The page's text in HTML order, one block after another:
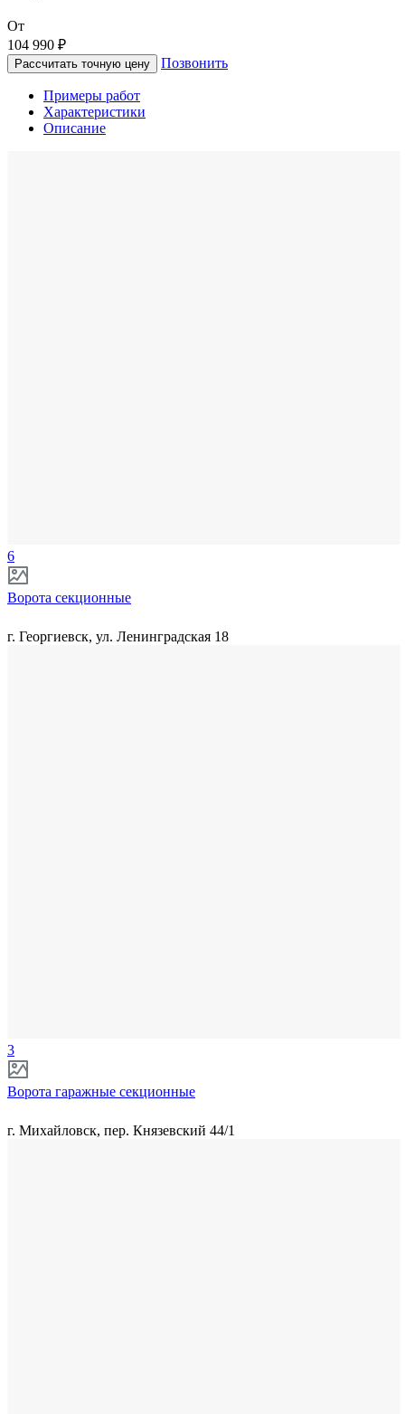
От
104 990 ₽
Рассчитать точную цену Позвонить
Примеры работ
Характеристики
Описание
6
Ворота секционные
г. Георгиевск, ул. Ленинградская 18
3
Ворота гаражные секционные
г. Михайловск, пер. Князевский 44/1